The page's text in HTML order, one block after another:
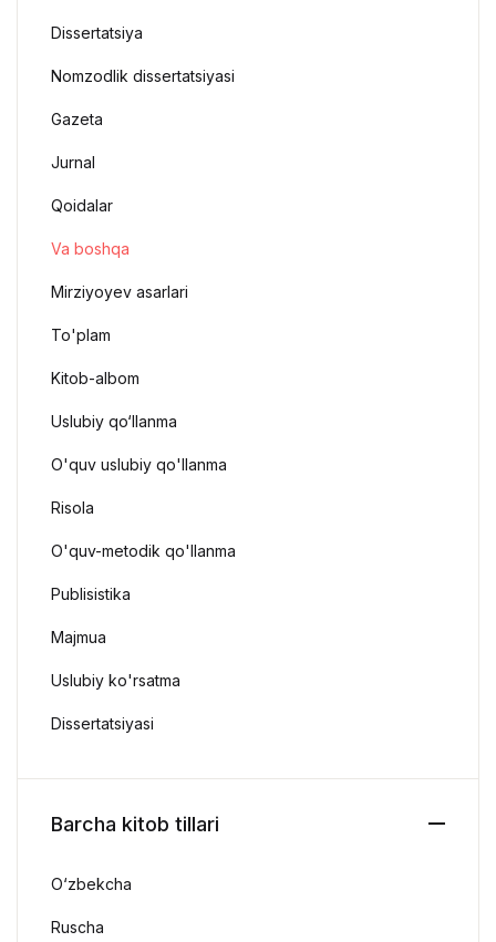
Dissertatsiya
Nomzodlik dissertatsiyasi
Gazeta
Jurnal
Qoidalar
Va boshqa
Mirziyoyev asarlari
To'plam
Kitob-albom
Uslubiy qo‘llanma
O'quv uslubiy qo'llanma
Risola
O'quv-metodik qo'llanma
Publisistika
Majmua
Uslubiy ko'rsatma
Dissertatsiyasi
Barcha kitob tillari
O‘zbekcha
Ruscha